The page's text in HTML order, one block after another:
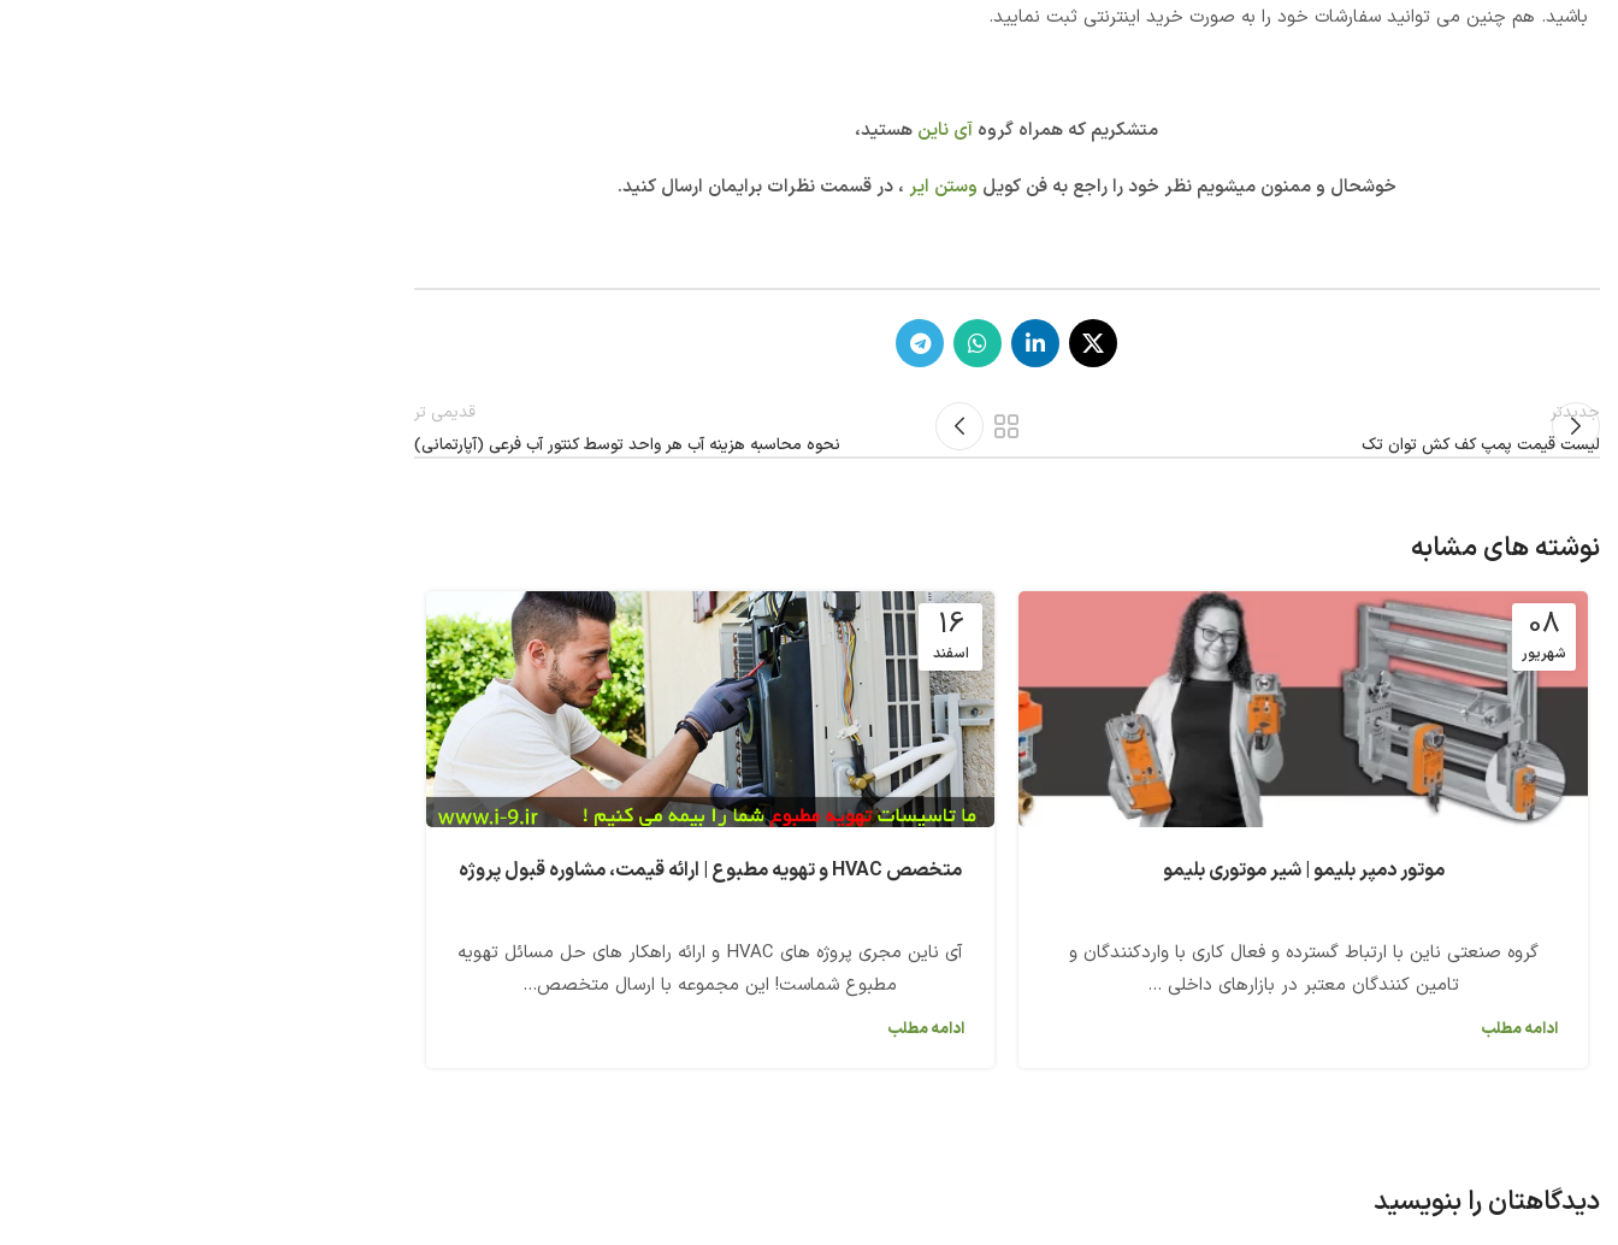
باشید. هم چنین می توانید سفارشات خود را به صورت خرید اینترنتی ثبت نمایید.
متشکریم که همراه گروه آی ناین هستید،
خوشحال و ممنون میشویم نظر خود را راجع به فن کویل وستن ایر ، در قسمت نظرات برایمان ارسال کنید.
جدیدتر
لیست قیمت پمپ کف کش توان تک
قدیمی تر
نحوه محاسبه هزینه آب هر واحد توسط کنتور آب فرعی (آپارتمانی)
نوشته های مشابه
08
شهریور
موتور دمپر بلیمو | شیر موتوری بلیمو
گروه صنعتی ناین با ارتباط گسترده و فعال کاری با واردکنندگان و
تامین کنندگان معتبر در بازارهای داخلی ...
ادامه مطلب
16
اسفند
متخصص HVAC و تهویه مطبوع | ارائه قیمت، مشاوره قبول پروژه
آی ناین مجری پروژه های HVAC و ارائه راهکار های حل مسائل تهویه
مطبوع شماست! این مجموعه با ارسال متخصص...
ادامه مطلب
دیدگاهتان را بنویسید